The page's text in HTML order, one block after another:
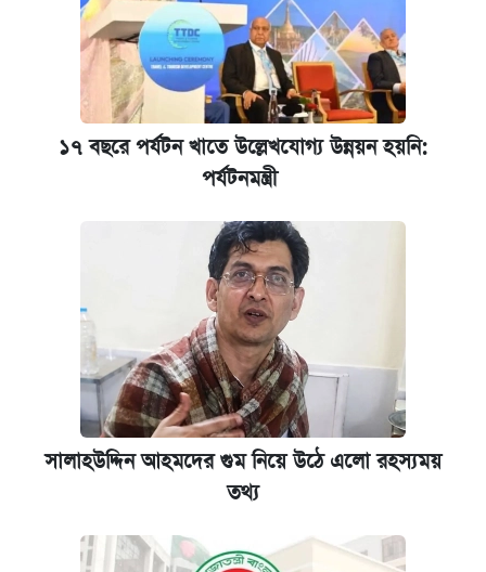
১৭ বছরে পর্যটন খাতে উল্লেখযোগ্য উন্নয়ন হয়নি:
পর্যটনমন্ত্রী
সালাহউদ্দিন আহমদের গুম নিয়ে উঠে এলো রহস্যময়
তথ্য